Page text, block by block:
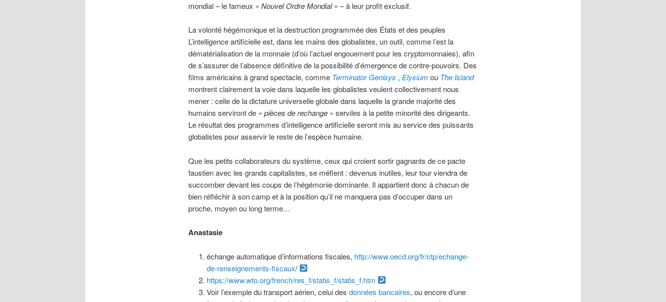
mondial – le fameux « Nouvel Ordre Mondial » – à leur profit exclusif.
La volonté hégémonique et la destruction programmée des États et des peuples
L’intelligence artificielle est, dans les mains des globalistes, un outil, comme l’est la
dématérialisation de la monnaie (d’où l’actuel engouement pour les cryptomonnaies), afin
de s’assurer de l’absence définitive de la possibilité d’émergence de contre-pouvoirs. Des
films américains à grand spectacle, comme Terminator Genisys , Elysium ou The Island
montrent clairement la voie dans laquelle les globalistes veulent collectivement nous
mener : celle de la dictature universelle globale dans laquelle la grande majorité des
humains serviront de « pièces de rechange » serviles à la petite minorité des dirigeants.
Le résultat des programmes d’intelligence artificielle seront mis au service des puissants
globalistes pour asservir le reste de l’espèce humaine.
Que les petits collaborateurs du système, ceux qui croient sortir gagnants de ce pacte
faustien avec les grands capitalistes, se méfient : devenus inutiles, leur tour viendra de
succomber devant les coups de l’hégémonie dominante. Il appartient donc à chacun de
bien réfléchir à son camp et à la position qu’il ne manquera pas d’occuper dans un
proche, moyen ou long terme…
Anastasie
échange automatique d’informations fiscales, http://www.oecd.org/fr/ctp/echange-
de-renseignements-fiscaux/
https://www.wto.org/french/res_f/statis_f/statis_f.htm
Voir l’exemple du transport aérien, celui desdonnées bancaires, ou encore d’une